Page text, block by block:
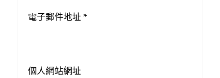
電子郵件地址 *
個人網站網址